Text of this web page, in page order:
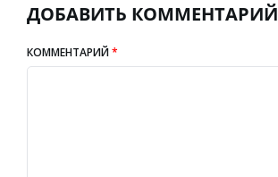
ДОБАВИТЬ КОММЕНТАРИЙ
КОММЕНТАРИЙ*